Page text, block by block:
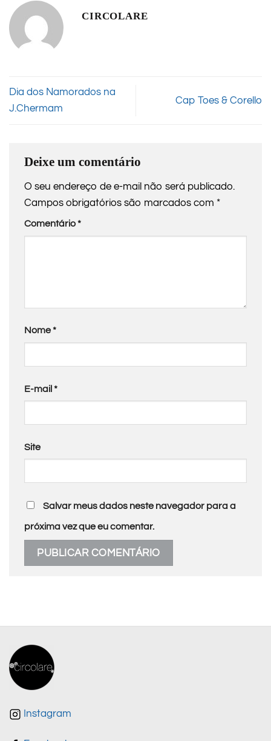
CIRCOLARE
Dia dos Namorados na
J.Chermam
Cap Toes & Corello
Deixe um comentário
O seu endereço de e-mail não será publicado.
Campos obrigatórios são marcados com *
Comentário*
Nome*
E-mail*
Site
Salvar meus dados neste navegador para a
próxima vez que eu comentar.
Instagram